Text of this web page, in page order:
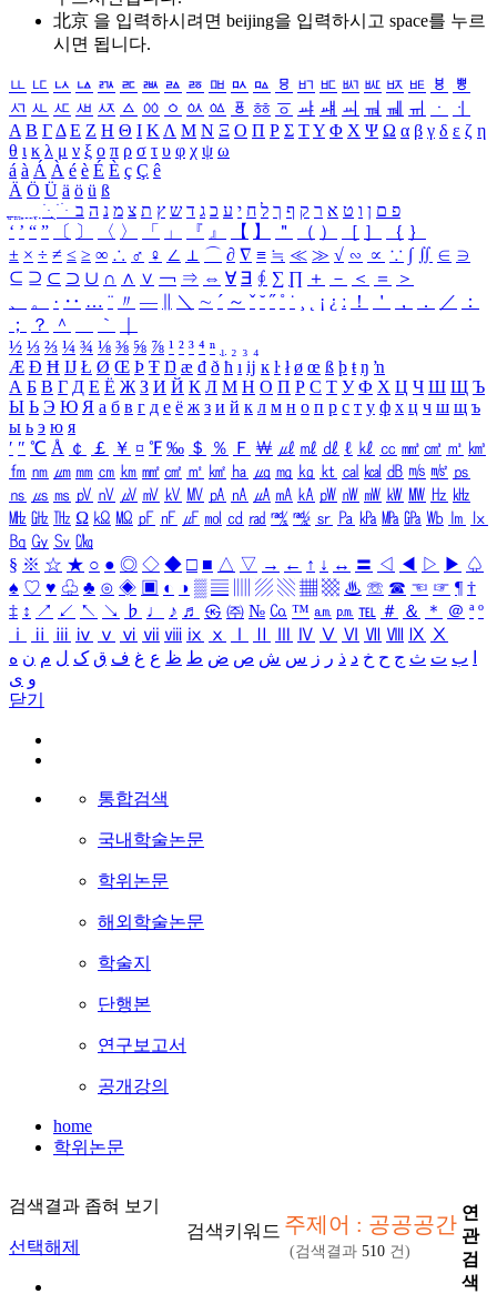
北京 을 입력하시려면 beijing을 입력하시고 space를 누르
시면 됩니다.
ㅥ ㅦ ㅧ ㅨ ㅩ ㅪ ㅫ ㅬ ㅭ ㅮ ㅯ ㅰ ㅱ ㅲ ㅳ ㅴ ㅵ ㅶ ㅷ ㅸ
ㅹ
ㅺ ㅻ ㅼ ㅽ ㅾ ㅿ ㆀ ㆁ ㆂ ㆃ ㆄ ㆅ ㆆ ㆇ ㆈ ㆉ ㆊ ㆋ ㆌ ㆍ
ㆎ
Α Β ΓΔ Ε Ζ Η Θ Ι ΚΛ Μ Ν Ξ Ο Π Ρ Σ ΤΥ Φ Χ Ψ Ω α β γ δ ε ζ η
θ ι κ λ μ ν ξ ο π ρ σ τ υ φ χ ψ ω
á à Á À é è É È ç Ç ê
Ä Ö Ü ä ö ü ß
ִֶֹ ֻּ ׁׂ פ ם ן ו ט א ר ק ף ך ל ח י ע כ ג ד ש ץ ת צ מ נ ה ב
‘ ’ “ ” 〔 〕 〈 〉 「 」 『 』 【 】 ＂ （ ） ［ ］ ｛ ｝
± × ÷ ≠ ≤ ≥ ∞ ∴ ♂ ♀ ∠ ⊥ ⌒ ∂ ∇ ≡ ≒ ≪ ≫ √ ∽ ∝ ∵ ∫ ∬ ∈ ∋
⊆ ⊇ ⊂ ⊃ ∪ ∩ ∧ ∨ ￢ ⇒ ⇔ ∀ ∃ ∮ ∑ ∏ ＋ － ＜ ＝
＞
、
。 · ‥ … ¨ 〃 ― ＼ ∼ ´ ～ ˇ ˘ ˝ ˚ ˙ ¸ ¡ ¿ ː ！ ＇ ， ． ／
：
；
？ ＾ ｀
½ ⅓ ⅔ ¼ ¾ ⅛ ⅜ ⅝ ⅞ ¹ ² ³ ⁴ ⁿ ₁ ₂ ₃ ₄
Æ Ð Ħ Ĳ Ł Ø Œ Þ Ŧ Ŋ æ đ ð ħ ı ĳ ĸ ŀ ł ø œ ß þ ŧ ŋ ŉ
А Б В Г Д Е Ё Ж З И Й К Л М Н О П Р С Т У Ф Х Ц Ч Ш Щ Ъ
Ы Ь Э Ю Я а б в г д е ё ж з и й к л м н о п р с т у ф х ц ч ш щ ъ
ы ь э ю я
′ ″ ℃ Å ￠ ￡ ￥ ¤ ℉ ‰ ＄ ％ Ｆ ￦ ㎕ ㎖ ㎗ ℓ ㎘ ㏄ ㎣ ㎤ ㎥ ㎦
㎙ ㎚ ㎛ ㎜ ㎝ ㎞ ㎟ ㎠ ㎡ ㎢ ㏊ ㎍ ㎎ ㎏ ㏏ ㎈ ㎉ ㏈ ㎧ ㎨ ㎰
㎱ ㎲ ㎳ ㎴ ㎵ ㎶ ㎷ ㎸ ㎹ ㎀ ㎁ ㎂ ㎃ ㎄ ㎺ ㎻ ㎽ ㎾ ㎿ ㎐ ㎑
㎒ ㎓ ㎔ Ω ㏀ ㏁ ㎊ ㎋ ㎌ ㏖ ㏅ ㎭ ㎮ ㎯ ㏛ ㎩ ㎪ ㎫ ㎬ ㏝ ㏐
㏓
㏃ ㏉ ㏜ ㏆
§ ※ ☆ ★ ○ ● ◎ ◇ ◆ □ ■ △ ▽ → ← ↑ ↓ ↔ 〓 ◁ ◀ ▷ ▶ ♤
♠ ♡ ♥ ♧ ♣ ⊙ ◈ ▣ ◐ ◑ ▒ ▤ ▨ ▧ ▦ ▩ ♨ ☏ ☎ ☜ ☞ ¶ †
‡ ↕ ↗ ↙ ↖ ↘ ♭ ♩ ♪ ♬ ㉿ ㈜ № ㏇ ™ ㏂ ㏘ ℡ ＃ ＆ ＊ ＠ ª º
ⅰ
ⅱ ⅲ ⅳ ⅴ ⅵ ⅶ ⅷ ⅸ ⅹ Ⅳ Ⅴ Ⅵ Ⅶ Ⅷ Ⅸ Ⅹ
ب ت ث ج ح خ د ذ ر ز س ش ص ض ط ظ ع غ ف ق ک ل م ن ه
و ی
닫기
통합검색
국내학술논문
학위논문
해외학술논문
학술지
단행본
연구보고서
공개강의
home
학위논문
검색결과 좁혀 보기
선택해제
검색키워드 주제어 : 공공공간
(검색결과 510 건)
연
관
검
색